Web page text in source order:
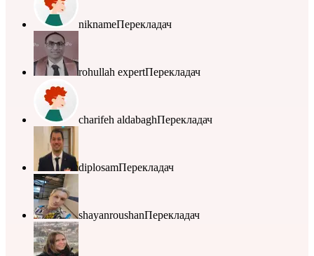
niknameПерекладач
rohullah expertПерекладач
charifeh aldabaghПерекладач
diplosamПерекладач
shayanroushanПерекладач